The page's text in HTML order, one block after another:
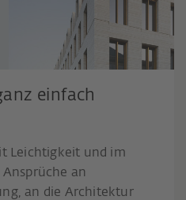
einfach
Leichtigkeit und im
an
an die Architektur